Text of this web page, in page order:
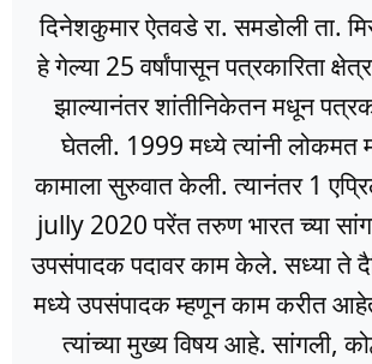
दिनेशकुमार ऐतवडे रा. समडोली ता.
हे गेल्या 25 वर्षांपासून पत्रकारिता
झाल्यानंतर शांतीनिकेतन मधून
घेतली. 1999 मध्ये त्यांनी लोकमत
कामाला सुरुवात केली. त्यानंतर 1
jully 2020 परेंत तरुण भारत च्या
उपसंपादक पदावर काम केले. सध्या ते
मध्ये उपसंपादक म्हणून काम करीत
त्यांच्या मुख्य विषय आहे. सांगली,